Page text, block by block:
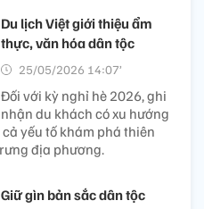
Du lịch Việt giới thiệu ẩm
thực, văn hóa dân tộc
25/05/2026 14:07’
Đối với kỳ nghỉ hè 2026, ghi
nhận du khách có xu hướng
yếu tố khám phá thiên
địa phương.
Giữ gìn bản sắc dân tộc